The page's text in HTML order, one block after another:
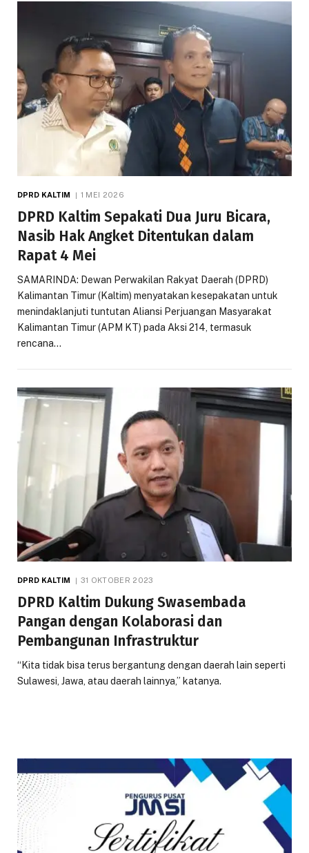
DPRD KALTIM 1 MEI 2026
DPRD Kaltim Sepakati Dua Juru Bicara,
Nasib Hak Angket Ditentukan dalam
Rapat 4 Mei
SAMARINDA: Dewan Perwakilan Rakyat Daerah (DPRD)
Kalimantan Timur (Kaltim) menyatakan kesepakatan untuk
menindaklanjuti tuntutan Aliansi Perjuangan Masyarakat
Kalimantan Timur (APM KT) pada Aksi 214, termasuk
rencana…
DPRD KALTIM 31 OKTOBER 2023
DPRD Kaltim Dukung Swasembada
Pangan dengan Kolaborasi dan
Pembangunan Infrastruktur
“Kita tidak bisa terus bergantung dengan daerah lain seperti
Sulawesi, Jawa, atau daerah lainnya,” katanya.